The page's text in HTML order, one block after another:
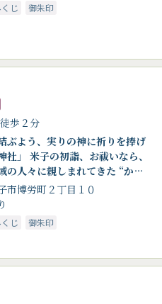
じ 御朱印
歩２分
ぶよう、実りの神に祈りを捧げ
社」 米子の初詣、お祓いなら、
の人々に親しまれてきた “かん
市博労町２丁目１０
じ 御朱印